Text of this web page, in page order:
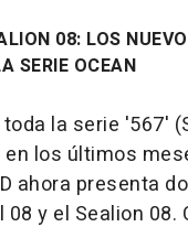
08: LOS
SERIE OCEAN
la serie '567'
en los últimos
ahora presenta
08 y el Sealion 08.